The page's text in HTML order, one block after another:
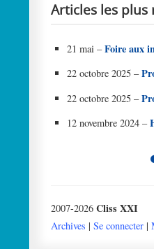
Articles les plus
21 mai –Foire aux
22 octobre 2025 –
22 octobre 2025 –
12 novembre 2024 –
2007-2026Cliss XXI
Archives |Se connecter |